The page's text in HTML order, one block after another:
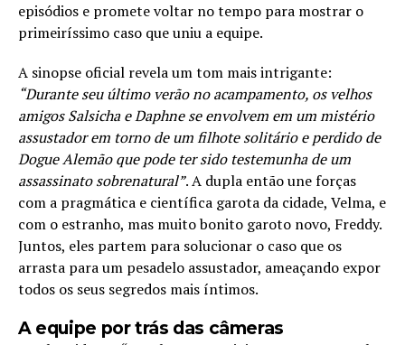
episódios e promete voltar no tempo para mostrar o
primeiríssimo caso que uniu a equipe.
A sinopse oficial revela um tom mais intrigante:
“Durante seu último verão no acampamento, os velhos
amigos Salsicha e Daphne se envolvem em um mistério
assustador em torno de um filhote solitário e perdido de
Dogue Alemão que pode ter sido testemunha de um
assassinato sobrenatural”. A dupla então une forças
com a pragmática e científica garota da cidade, Velma, e
com o estranho, mas muito bonito garoto novo, Freddy.
Juntos, eles partem para solucionar o caso que os
arrasta para um pesadelo assustador, ameaçando expor
todos os seus segredos mais íntimos.
A equipe por trás das câmeras